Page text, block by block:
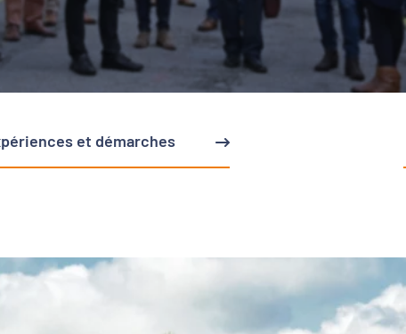
et démarches